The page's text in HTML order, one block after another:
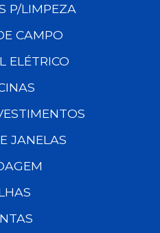
P/LIMPEZA
CAMPO
ELÉTRICO
JANELAS